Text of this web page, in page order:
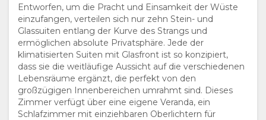
UNS
WARUM HIER
ÜBERNACHTEN
EINRICHTUNGEN
AUFENTHALT
ZIMMERKATEGORIE
GALERIE
Entworfen, um die Pracht und Einsamkeit der Wüste
einzufangen, verteilen sich nur zehn Stein- und
Glassuiten entlang der Kurve des Strangs und
ermöglichen absolute Privatsphäre. Jede der
klimatisierten Suiten mit Glasfront ist so konzipiert,
dass sie die weitläufige Aussicht auf die verschiedenen
Lebensräume ergänzt, die perfekt von den
großzügigen Innenbereichen umrahmt sind. Dieses
Zimmer verfügt über eine eigene Veranda, ein
Schlafzimmer mit einziehbaren Oberlichtern für